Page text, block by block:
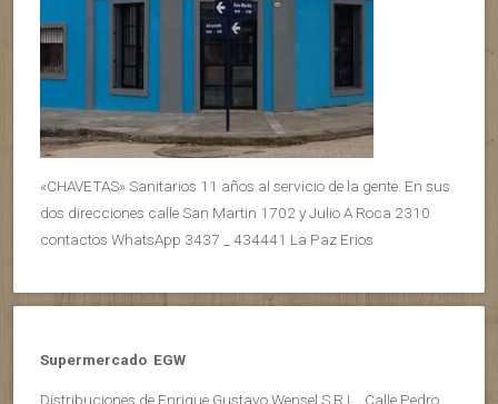
«CHAVETAS» Sanitarios 11 años al servicio de la gente. En sus
dos direcciones calle San Martin 1702 y Julio A Roca 2310
contactos WhatsApp 3437 _ 434441 La Paz Erios
Supermercado EGW
Distribuciones de Enrique Gustavo Wensel S.R.L . Calle Pedro